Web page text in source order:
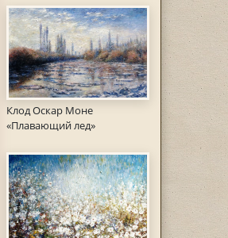
Клод Оскар Моне
«Плавающий лед»